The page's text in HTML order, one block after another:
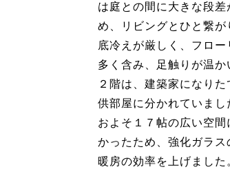
は庭との間に大きな段
め、リビングとひと繋
底冷えが厳しく、フロ
多く含み、足触りが温か
２階は、建築家になり
供部屋に分かれていま
およそ１７帖の広い空
かったため、強化ガラ
暖房の効率を上げまし